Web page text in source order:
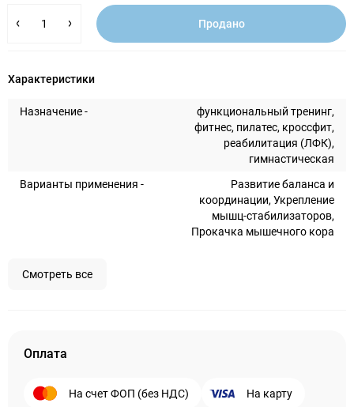
Продано
Характеристики
Назначение -
функциональный тренинг,
фитнес, пилатес, кроссфит,
реабилитация (ЛФК),
гимнастическая
Варианты применения -
Развитие баланса и
координации, Укрепление
мышц-стабилизаторов,
Прокачка мышечного кора
Смотреть все
Оплата
На счет ФОП (без НДС) На карту